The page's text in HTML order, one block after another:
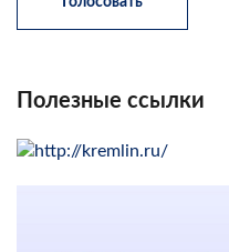
Полезные ссылки